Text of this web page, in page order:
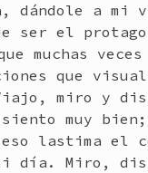
dándole a mi
ser el
muchas
que
miro y
muy bien;
eso lastima el
día. Miro,